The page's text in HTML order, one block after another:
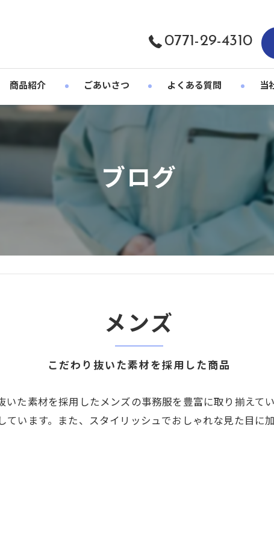
0771-29-4310
商品紹介 ごあいさつ よくある質問 当
オリ
ブログ
メンズ
こだわり抜いた素材を採用した商品
た素材を採用したメンズの事務服を豊富に取り揃えて
ています。また、スタイリッシュでおしゃれな見た目に